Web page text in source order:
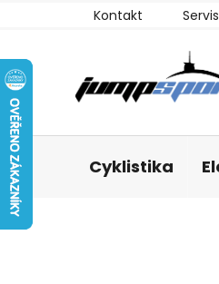
Kontakt
Cyklistika